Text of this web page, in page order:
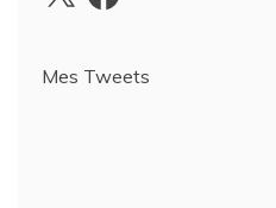
Mes Tweets